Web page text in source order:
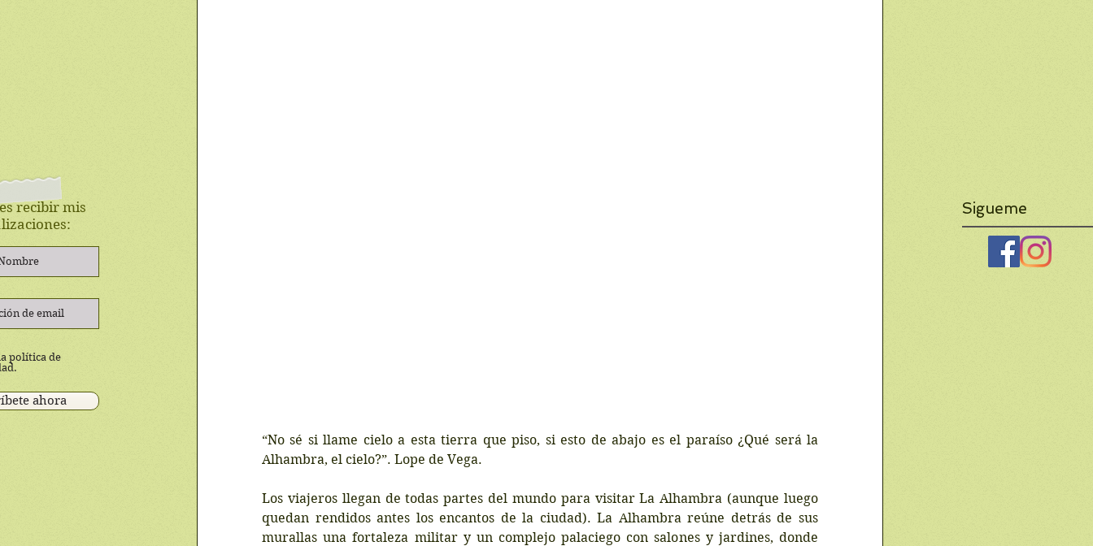
“No sé si llame cielo a esta tierra que piso, si esto de abajo es el paraíso ¿Qué será la
Alhambra, el cielo?”. Lope de Vega.
Los viajeros llegan de todas partes del mundo para visitar La Alhambra (aunque luego
quedan rendidos antes los encantos de la ciudad). La Alhambra reúne detrás de sus
murallas una fortaleza militar y un complejo palaciego con salones y jardines, donde
política de
ahora
recibir mis
Sigueme